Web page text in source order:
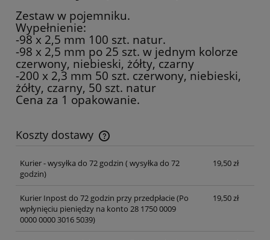
Zestaw w pojemniku.
Wypełnienie:
-98 x 2,5 mm 100 szt. natur.
-98 x 2,5 mm po 25 szt. w jednym kolorze
czerwony, niebieski, żółty, czarny
-200 x 2,3 mm 50 szt. czerwony, niebieski,
żółty, czarny, 50 szt. natur
Cena za 1 opakowanie.
Koszty dostawy
Cena nie zawiera ewentualnych kosztów płatności
Kurier - wysyłka do 72 godzin ( wysyłka do 72
godzin)
19,50 zł
Kurier Inpost do 72 godzin przy przedpłacie(Po
wpłynięciu pieniędzy na konto 28 1750 0009
0000 0000 3016 5039)
19,50 zł